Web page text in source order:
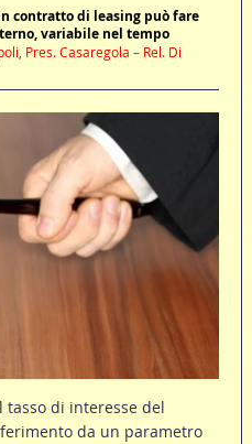
contratto di leasing può fare
variabile nel tempo
Pres. Casaregola – Rel. Di
di interesse del
da un parametro